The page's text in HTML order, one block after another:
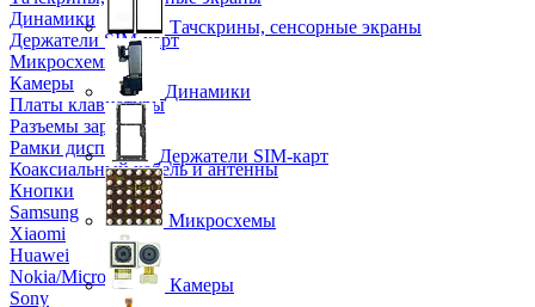
Динамики
Держатели SIM-карт
Микросхемы
Камеры
Платы клавиатуры
Разъемы зарядки
Рамки дисплея
Коаксиальный кабель и антенны
Кнопки
Samsung
Xiaomi
Huawei
Nokia/Microsoft
Sony
Тачскрины, сенсорные экраны
Динамики
Держатели SIM-карт
Микросхемы
Камеры